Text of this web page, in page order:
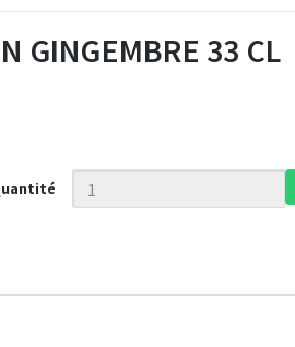
GINGEMBRE 33 CL